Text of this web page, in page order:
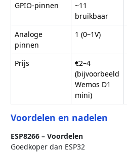
GPIO-pinnen
~11
bruikbaar
Analoge
pinnen
1 (0–1V)
Prijs
€2–4
(bijvoorbeeld
Wemos D1
mini)
Voordelen en nadelen
ESP8266 – Voordelen
Goedkoper dan ESP32